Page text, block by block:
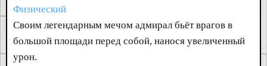
Физический
Своим легендарным мечом адмирал бьёт врагов в
большой площади перед собой, нанося увеличенный
урон.